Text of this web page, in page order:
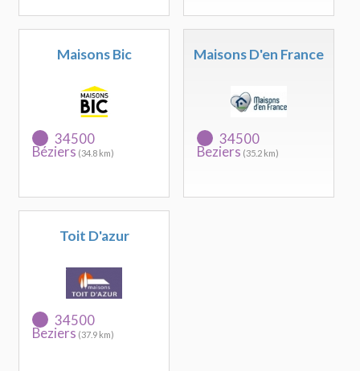
Maisons Bic
34500
Béziers (34.8 km)
Maisons D'en France
34500
Beziers (35.2 km)
Toit D'azur
34500
Beziers (37.9 km)